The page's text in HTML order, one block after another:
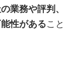
業務や評判、
性があること